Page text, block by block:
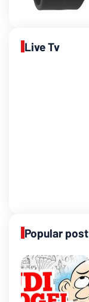
Live Tv
Popular post